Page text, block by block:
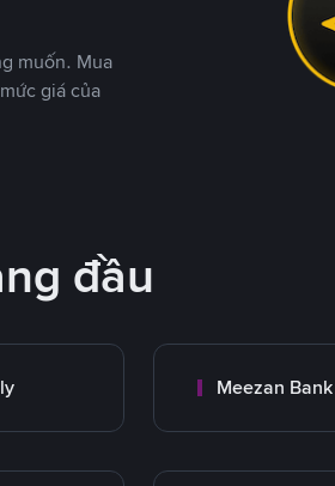
muốn. Mua
giá của
đầu
Meezan Bank